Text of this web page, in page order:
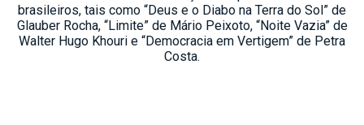
brasileiros, tais como “Deus e o Diabo na Terra do Sol” de
Glauber Rocha, “Limite” de Mário Peixoto, “Noite Vazia” de
Walter Hugo Khouri e “Democracia em Vertigem” de Petra
Costa.